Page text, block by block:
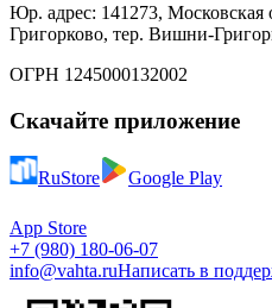
Юр. адрес: 141273, Московская
Григорково, тер. Вишни-
ОГРН 1245000132002
Скачайте приложение
RuStore Google Play
App Store
+7 (980) 180-06-07
info@vahta.ruНаписать в